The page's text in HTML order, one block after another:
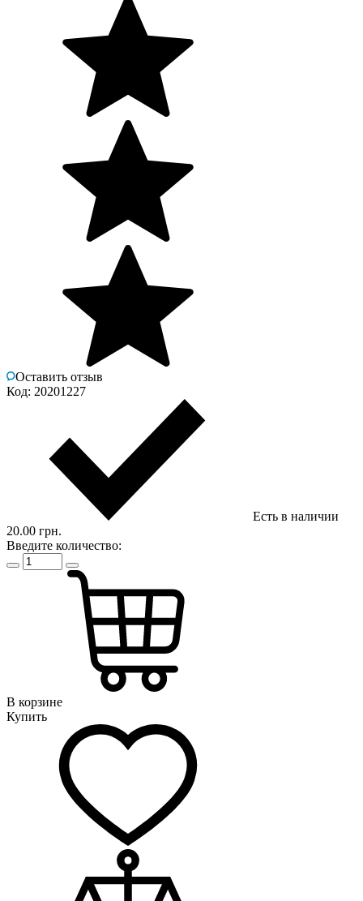
Оставить отзыв
Код: 20201227
Есть в наличии
20.00 грн.
Введите количество:
В корзине
Купить